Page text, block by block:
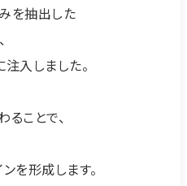
を抽出した
入しました。
ことで、
を形成します。